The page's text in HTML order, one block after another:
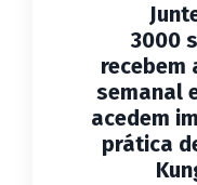
3000
recebem
semanal
acedem
prática